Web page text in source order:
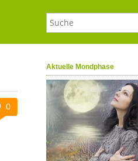
Aktuelle Mondphase
0